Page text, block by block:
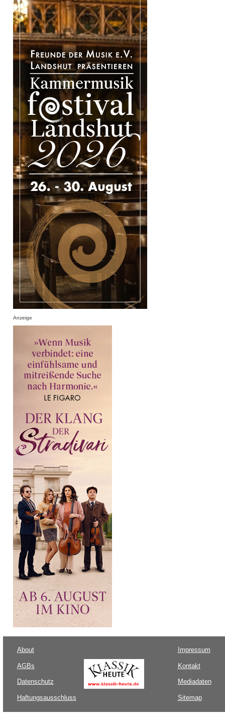
Anzeige
About
AGBs
Datenschutz
Haftungsausschluss
Impressum
Kontakt
Mediadaten
Sitemap